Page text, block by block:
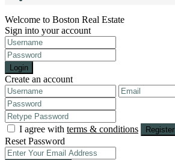
Welcome to Boston Real Estate
Sign into your account
Login
Create an account
I agree with terms & conditions Register
Reset Password